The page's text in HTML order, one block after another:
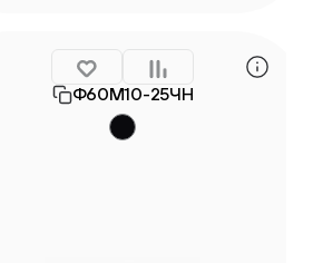
Ф60М10-25ЧН